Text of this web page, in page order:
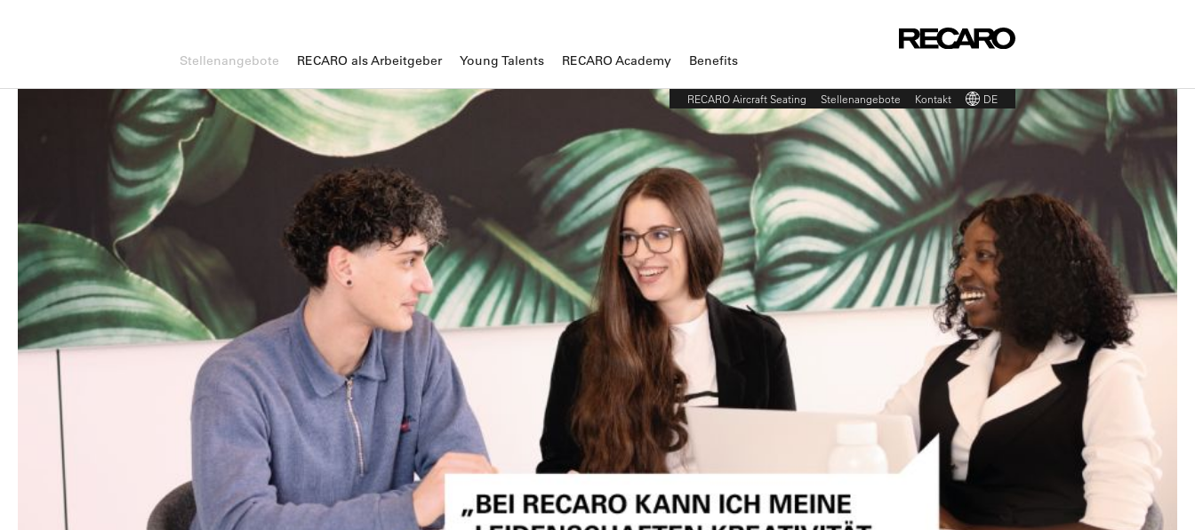
Stellenangebote RECARO als Arbeitgeber Young Talents RECARO Academy Benefits
RECARO Aircraft Seating Stellenangebote Kontakt DE